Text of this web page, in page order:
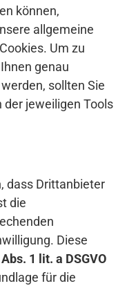
können,
allgemeine
Um zu
genau
sollten Sie
jeweiligen Tools
dass Drittanbieter
die
Diese
1 lit. a DSGVO
für die